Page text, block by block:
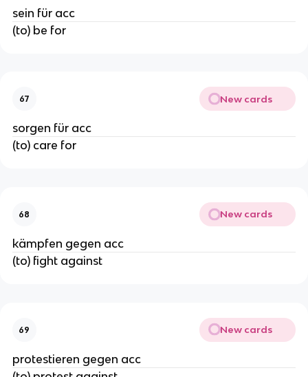
sein für acc
(to) be for
67 New cards
sorgen für acc
(to) care for
68 New cards
kämpfen gegen acc
(to) fight against
69 New cards
protestieren gegen acc